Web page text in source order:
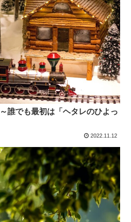
誰でも最初は「ヘタレのひよっ
2022.11.12